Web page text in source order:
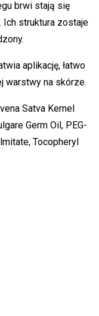
brwi stają się
Ich struktura zostaje
aplikację, łatwo
warstwy na skórze.
Satva Kernel
Germ Oil, PEG-
Tocopheryl